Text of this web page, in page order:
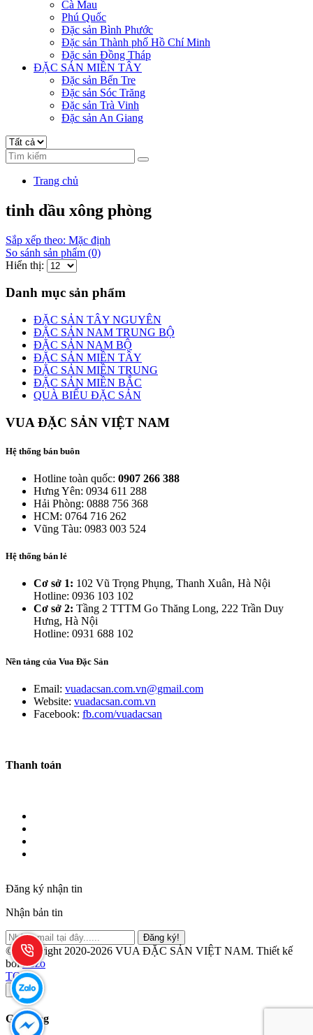
Cà Mau
Phú Quốc
Đặc sản Bình Phước
Đặc sản Thành phố Hồ Chí Minh
Đặc sản Đồng Tháp
ĐẶC SẢN MIỀN TÂY
Đặc sản Bến Tre
Đặc sản Sóc Trăng
Đặc sản Trà Vinh
Đặc sản An Giang
Trang chủ
tinh dầu xông phòng
Sắp xếp theo: Mặc định
So sánh sản phẩm (0)
Hiển thị:
Danh mục sản phẩm
ĐẶC SẢN TÂY NGUYÊN
ĐẶC SẢN NAM TRUNG BỘ
ĐẶC SẢN NAM BỘ
ĐẶC SẢN MIỀN TÂY
ĐẶC SẢN MIỀN TRUNG
ĐẶC SẢN MIỀN BẮC
QUÀ BIẾU ĐẶC SẢN
VUA ĐẶC SẢN VIỆT NAM
Hệ thống bán buôn
Hotline toàn quốc: 0907 266 388
Hưng Yên: 0934 611 288
Hải Phòng: 0888 756 368
HCM: 0764 716 262
Vũng Tàu: 0983 003 524
Hệ thống bán lẻ
Cơ sở 1: 102 Vũ Trọng Phụng, Thanh Xuân, Hà Nội
Hotline: 0936 103 102
Cơ sở 2: Tầng 2 TTTM Go Thăng Long, 222 Trần Duy
Hưng, Hà Nội
Hotline: 0931 688 102
Nền tảng của Vua Đặc Sản
Email: vuadacsan.com.vn@gmail.com
Website: vuadacsan.com.vn
Facebook: fb.com/vuadacsan
Thanh toán
Đăng ký nhận tin
Nhận bản tin
Đăng ký!
© Copyright 2020-2026 VUA ĐẶC SẢN VIỆT NAM. Thiết kế
bởiZozo
TOP
×
Giỏ hàng